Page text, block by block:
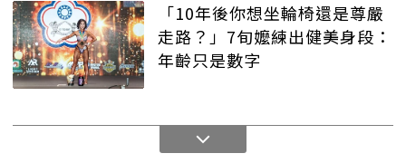
「10年後你想坐輪椅還是尊嚴
走路？」7旬嬤練出健美身段：
年齡只是數字